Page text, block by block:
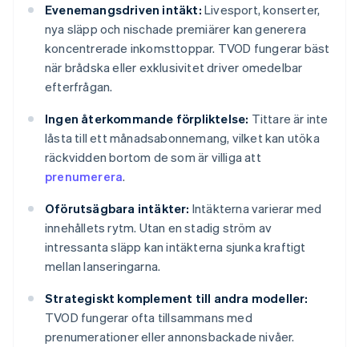
Evenemangsdriven intäkt: Livesport, konserter,
nya släpp och nischade premiärer kan generera
koncentrerade inkomsttoppar. TVOD fungerar bäst
när brådska eller exklusivitet driver omedelbar
efterfrågan.
Ingen återkommande förpliktelse: Tittare är inte
låsta till ett månadsabonnemang, vilket kan utöka
räckvidden bortom de som är villiga att
prenumerera.
Oförutsägbara intäkter: Intäkterna varierar med
innehållets rytm. Utan en stadig ström av
intressanta släpp kan intäkterna sjunka kraftigt
mellan lanseringarna.
Strategiskt komplement till andra modeller:
TVOD fungerar ofta tillsammans med
prenumerationer eller annonsbackade nivåer.